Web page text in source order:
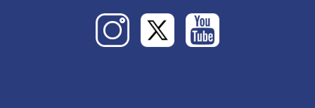
InstagramTwitter
/
YouTube